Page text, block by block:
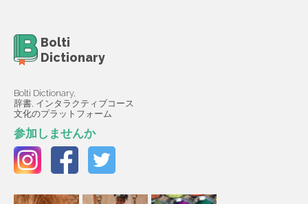
Bolti
Dictionary
Bolti Dictionary,
辞書, インタラクティブコース
文化のプラットフォーム
参加しませんか